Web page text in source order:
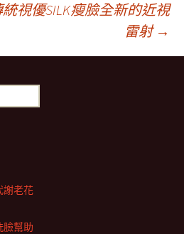
視優SILK瘦臉全新的近視
雷射 →
謝老花
臉幫助